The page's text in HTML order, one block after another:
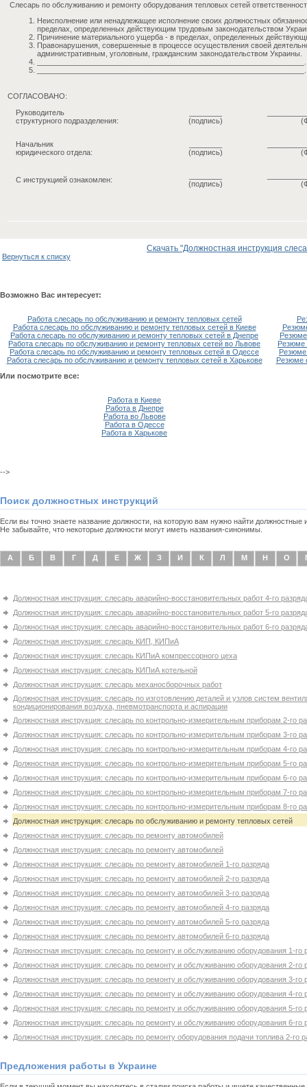
Слесарь по обслуживанию и ремонту оборудования тепловых сетей
Неисполнение или ненадлежащее исполнение своих должностных
пределах, определенных действующим трудовым законодательством
Причинение материального ущерба - в пределах, определенных
Правонарушения, совершенные в процессе осуществления своей
административным, уголовным, гражданским законодательством Украины.
СОГЛАСОВАНО:
Руководитель
структурного подразделения:
(подпись)
Начальник
юридического отдела:
(подпись)
С инструкцией ознакомлен:
(подпись)
Вернуться к списку
Скачать "Должностная инструкция
Возможно Вас интересует:
Работа слесарь по обслуживанию и ремонту тепловых сетей
Работа слесарь по обслуживанию и ремонту тепловых сетей в Киеве
Работа слесарь по обслуживанию и ремонту тепловых сетей в Днепре
Работа слесарь по обслуживанию и ремонту тепловых сетей во Львове
Резюме
Работа слесарь по обслуживанию и ремонту тепловых сетей в Одессе
Резюме
Работа слесарь по обслуживанию и ремонту тепловых сетей в Харькове
Резюме
Или посмотрите все:
Работа в Киеве
Работа в Днепре
Работа во Львове
Работа в Одессе
Работа в Харькове
-->
Поиск должностных инструкций
Если вы точно знаете название должности, на которую вам нужно найти
Не забывайте, что некоторые должности могут иметь названия-синонимы.
А Б В Г Д Е Ж З И К Л М Н О
Должностная инструкция: слесарь аварийно-восстановительных работ 4-го
Должностная инструкция: слесарь аварийно-восстановительных работ 5-го
Должностная инструкция: слесарь аварийно-восстановительных работ 6-го
Должностная инструкция: слесарь КИП, КИПиА
Должностная инструкция: слесарь КИПиА компрессорного цеха
Должностная инструкция: слесарь КИПиА котельной
Должностная инструкция: слесарь механосборочных работ
Должностная инструкция: слесарь по изготовлению деталей и узлов систем
кондиционирования воздуха, пневмотранспорта и аспирации
Должностная инструкция: слесарь по контрольно-измерительным приборам 2-го
Должностная инструкция: слесарь по контрольно-измерительным приборам 3-го
Должностная инструкция: слесарь по контрольно-измерительным приборам 4-го
Должностная инструкция: слесарь по контрольно-измерительным приборам 5-го
Должностная инструкция: слесарь по контрольно-измерительным приборам 6-го
Должностная инструкция: слесарь по контрольно-измерительным приборам 7-го
Должностная инструкция: слесарь по контрольно-измерительным приборам 8-го
Должностная инструкция: слесарь по обслуживанию и ремонту тепловых сетей
Должностная инструкция: слесарь по ремонту автомобилей
Должностная инструкция: слесарь по ремонту автомобилей
Должностная инструкция: слесарь по ремонту автомобилей 1-го разряда
Должностная инструкция: слесарь по ремонту автомобилей 2-го разряда
Должностная инструкция: слесарь по ремонту автомобилей 3-го разряда
Должностная инструкция: слесарь по ремонту автомобилей 4-го разряда
Должностная инструкция: слесарь по ремонту автомобилей 5-го разряда
Должностная инструкция: слесарь по ремонту автомобилей 6-го разряда
Должностная инструкция: слесарь по ремонту и обслуживанию оборудования 1-го
Должностная инструкция: слесарь по ремонту и обслуживанию оборудования 2-го
Должностная инструкция: слесарь по ремонту и обслуживанию оборудования 3-го
Должностная инструкция: слесарь по ремонту и обслуживанию оборудования 4-го
Должностная инструкция: слесарь по ремонту и обслуживанию оборудования 5-го
Должностная инструкция: слесарь по ремонту и обслуживанию оборудования 6-го
Должностная инструкция: слесарь по ремонту оборудования подачи топлива 2-го
Предложения работы в Украине